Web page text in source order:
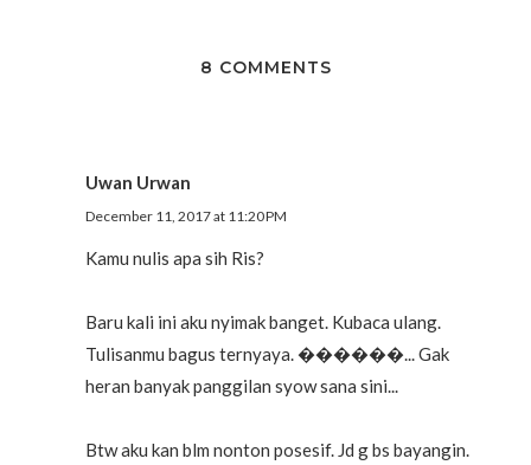
8 COMMENTS
Uwan Urwan
December 11, 2017 at 11:20 PM
Kamu nulis apa sih Ris?
Baru kali ini aku nyimak banget. Kubaca ulang.
Tulisanmu bagus ternyaya. ������... Gak
heran banyak panggilan syow sana sini...
Btw aku kan blm nonton posesif. Jd g bs bayangin.